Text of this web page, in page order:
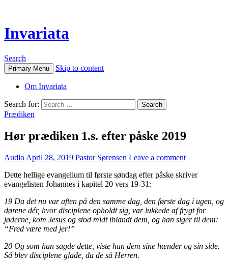
Invariata
Search
Primary Menu Skip to content
Om Invariata
Search for:
Prædiken
Hør prædiken 1.s. efter påske 2019
Audio April 28, 2019 Pastor Sørensen Leave a comment
Dette hellige evangelium til første søndag efter påske skriver
evangelisten Johannes i kapitel 20 vers 19-31:
19 Da det nu var aften på den samme dag, den første dag i ugen, og
dørene dér, hvor disciplene opholdt sig, var lukkede af frygt for
jøderne, kom Jesus og stod midt iblandt dem, og han siger til dem:
“Fred være med jer!”
20 Og som han sagde dette, viste han dem sine hænder og sin side.
Så blev disciplene glade, da de så Herren.